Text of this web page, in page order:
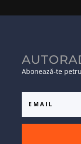
Abonează-te